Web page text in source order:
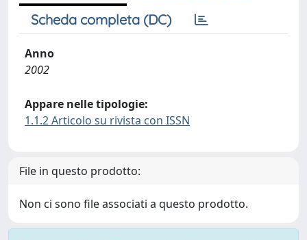
Scheda completa (DC)
Anno
2002
Appare nelle tipologie:
1.1.2 Articolo su rivista con ISSN
File in questo prodotto:
Non ci sono file associati a questo prodotto.